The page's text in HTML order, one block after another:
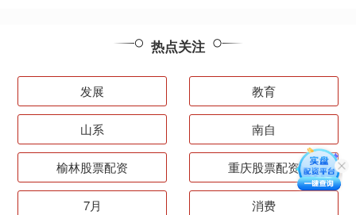
热点关注
发展 教育
山系 南自
榆林股票配资 重庆股票配资
7月 消费